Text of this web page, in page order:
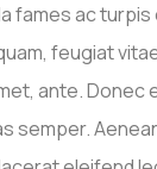
fames ac
feugiat
ante. Donec
semper.